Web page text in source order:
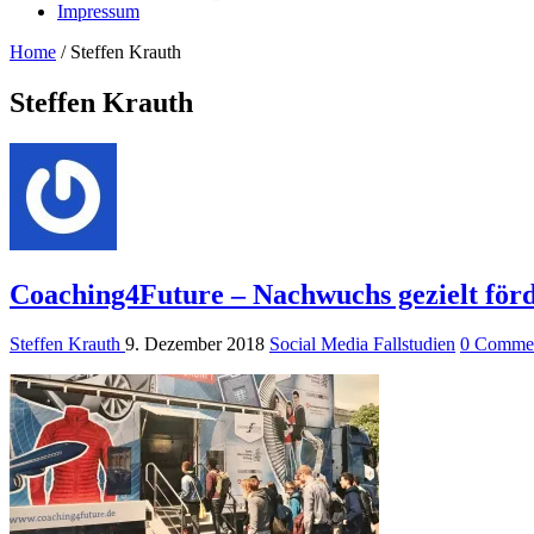
Impressum
Home / Steffen Krauth
Steffen Krauth
Coaching4Future – Nachwuchs gezielt
Steffen Krauth 9. Dezember 2018 Social Media Fallstudien 0